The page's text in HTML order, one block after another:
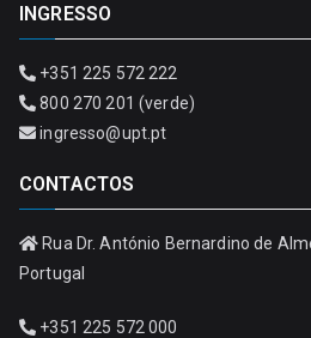
INGRESSO
+351 225 572 222
800 270 201 (verde)
ingresso@upt.pt
CONTACTOS
Rua Dr. António Bernardino de
Portugal
+351 225 572 000